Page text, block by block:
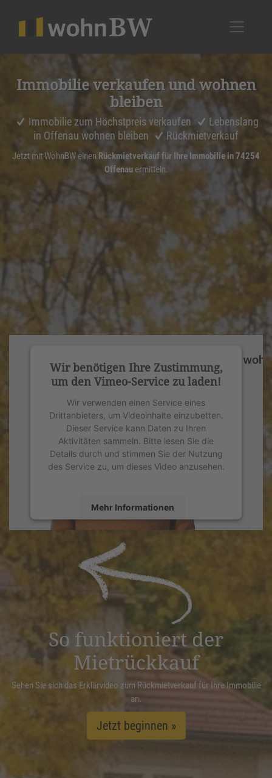
Immobilie verkaufen und wohnen
bleiben
Immobilie zum Höchstpreis verkaufen
Lebenslang
in Offenau wohnen bleiben
Rückmietverkauf
Jetzt mit WohnBW einen Rückmietverkauf für Ihre Immobilie in 74254
Offenauermitteln.
Wir benötigen Ihre Zustimmung,
um den Vimeo-Service zu laden!
Wir verwenden einen Service eines
Drittanbieters, um Videoinhalte einzubetten.
Dieser Service kann Daten zu Ihren
Aktivitäten sammeln. Bitte lesen Sie die
Details durch und stimmen Sie der Nutzung
des Service zu, um dieses Video anzusehen.
Mehr Informationen
powered by
Management Platform
So funktioniert der
Mietrückkauf
Sehen Sie sich das Erklärvideo zum Rückmietverkauf für Ihre Immobilie
an.
Jetzt beginnen »